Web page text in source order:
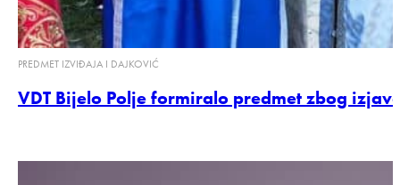
PREDMET IZVIĐAJA I DAJKOVIĆ
VDT Bijelo Polje formiralo predmet zbog